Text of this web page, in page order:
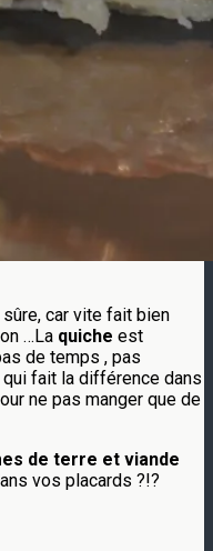
car vite fait bien
…La quiche est
de temps , pas
qui fait la différence dans
ne pas manger que de
de terre et viande
vos placards ?!?